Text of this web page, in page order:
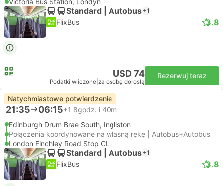
Victoria Bus Station, Londyn
Standard | Autobus +1
FlixBus 3.8
USD 74
Podatki wliczone za osobę dorosłą
Rezerwuj teraz
Natychmiastowe potwierdzenie
21:35 06:15+1 8godz. i 40m
Edinburgh Drum Brae South, Ingliston
Połączenia koordynowane na własną rękę | Autobus+Autobus
London Finchley Road Stop CL
Standard | Autobus +1
FlixBus 3.8